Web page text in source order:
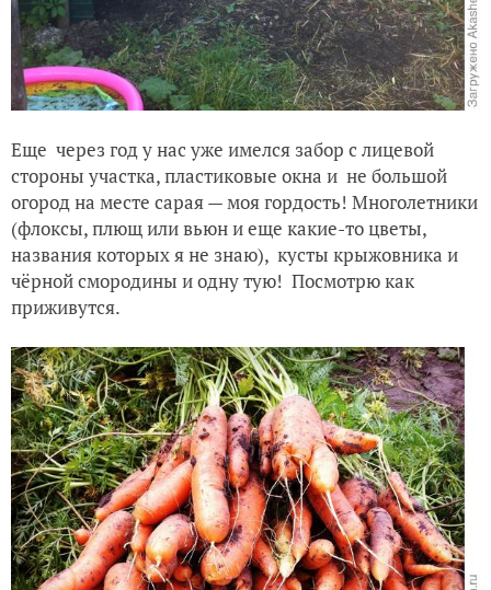
Еще через год у нас уже имелся забор с лицевой
стороны участка, пластиковые окна и не большой
огород на месте сарая — моя гордость! Многолетники
(флоксы, плющ или вьюн и еще какие-то цветы,
названия которых я не знаю), кусты крыжовника и
чёрной смородины и одну тую! Посмотрю как
приживутся.